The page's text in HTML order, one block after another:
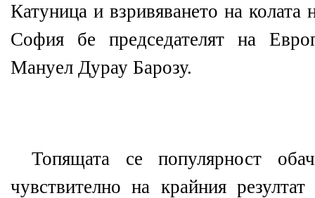
Катуница и взривяването на
София бе председателят на
Мануел Дурау Барозу.
Топящата се популярност
чувствително на крайния